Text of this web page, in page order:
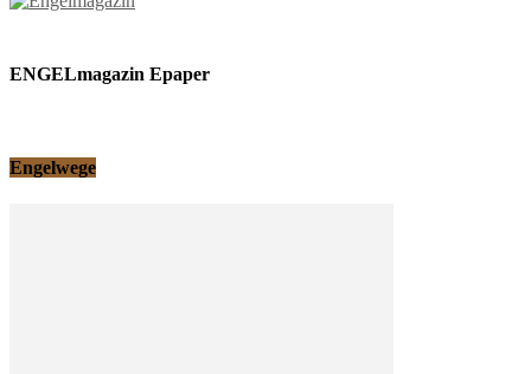
ENGELmagazin Epaper
Engelwege